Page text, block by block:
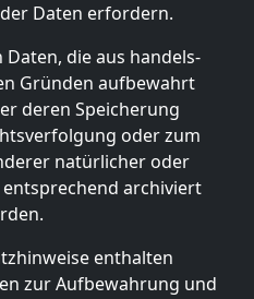
Daten erfordern.
die aus handels-
Gründen aufbewahrt
deren Speicherung
oder zum
natürlicher oder
archiviert
enthalten
zur Aufbewahrung und